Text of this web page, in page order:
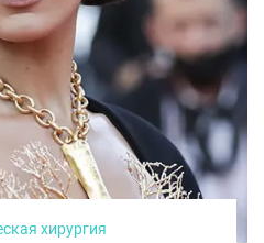
пластику в
операций
18 лет, но
обращаются к
Кто из
пластику еще в